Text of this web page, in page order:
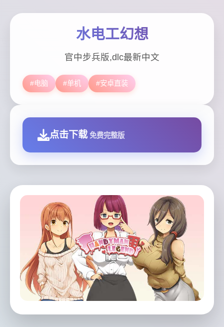
水电工幻想
官中步兵版,dlc最新中文
#电脑 #单机 #安卓直装
点击下载 免费完整版